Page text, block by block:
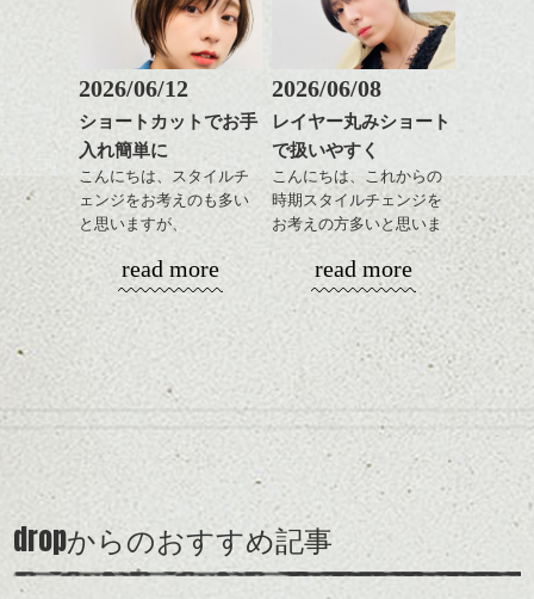
いーっぱい出して貰っちゃってすみませ
ん。(汗)
ね・・・女子は。
わたしは迷いに迷って、これの色違いをオ
ーダーで頼む事にしました ＞＜
全部、本物の天然石やパール、１８金でつ
くられているので、実物もかなりの存在感
おすすめですね。
前髪もやや重めにカット
してラインを強調するの
もこれからは良い感じで
す、
目元が引き締まった印象
に。
カラーリングとの組み合
わせで質感に変化をつけ
ながら楽しむ事ができる
とても良いところです。
ダークトーンの色味でク
ールに演出するのもおす
軽めの前髪で透け感を演
出できるので、
この時期とてもおすすめ
ですよ。
ナチュラルなベージュカ
ラーで全体にツヤと透明
感をプラスして
質感も綺麗に見せやす
スタイリング方法は全体
をドライした後、
ワックスとオイルを混ぜ
2026/06/12
ショートカットでお手
入れ簡単に
こんにちは、スタイルチ
ェンジをお考えのも多い
と思いますが、
丸みショートでタイトに
演出したスタイルもこれ
からの季節とてもおすす
前髪を軽めに調整し、フ
ェイスラインのデザイン
ですっきりした印象にな
るようカット。
バックを短めにカットし
ンパクトになるようにす
るのが良い感じです。
read more
2026/06/08
レイヤー丸みショート
で扱いやすく
こんにちは、これからの
時期スタイルチェンジを
お考えの方多いと思いま
コンパクトなフォルムが
全体のバランスを良く見
せてくれる効果もあり、
いろんなシーンに雰囲気
をだしやすくスタイリン
グも簡単で良いので朝の
時短にも◎
そんなショートカット。
軽めの前髪で透け感を演
出できるので、
この時期とてもおすすめ
ですよ。
read more
dropからのおすすめ記事